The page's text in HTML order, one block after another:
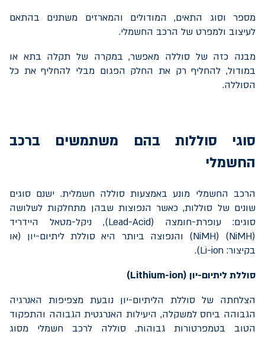
מספר וסוג התאים, המודולים והמארזים משתנים בהתאם
לעיצוב ולמפרט של הרכב החשמלי.
מבנה כזה של סוללה מאפשר, במקרה של תקלה בתא או
במודול, להחליף רק את החלק הפגום מבלי להחליף את כל
הסוללה.
סוגי סוללות בהם משתמשים ברכב
החשמלי
הרכב החשמלי מונע באמצעות סוללה חשמלית. ישנם סוגים
שונים של סוללות, כאשר הנפוצות שבהן מתחלקות לשלושה
סוגים: עופרת-חומצה (Lead-Acid), ניקל-מטאל היידריד
(
NiMH
) (
(NiMH והנפוצה ביותר היא סוללת ליתיום-יון (או
בקיצור: Li-ion
).
סוללת ליתיום-יון (Lithium-ion
)
הצלחתה של סוללת הליתיום-יון נובעת מצפיפות האנרגיה
הגבוהה ביחס למשקלה, היעילות האנרגטית הגבוהה והתפקוד
הטוב בטמפרטורות גבוהות. סוללה לרכב חשמלי מסוג